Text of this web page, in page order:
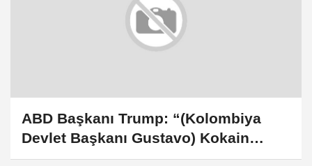
ABD Başkanı Trump: “(Kolombiya
Devlet Başkanı Gustavo) Kokain
ürettiği fabrikaları var, kokaini